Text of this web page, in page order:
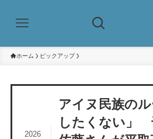
ホーム ピックアップ
アイヌ民族の
したくない」
2026